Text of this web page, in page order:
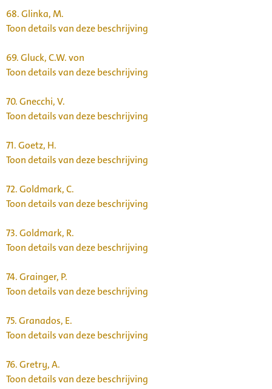
68.Glinka, M.
Toon details van deze beschrijving
69.Gluck, C.W. von
Toon details van deze beschrijving
70.Gnecchi, V.
Toon details van deze beschrijving
71.Goetz, H.
Toon details van deze beschrijving
72.Goldmark, C.
Toon details van deze beschrijving
73.Goldmark, R.
Toon details van deze beschrijving
74.Grainger, P.
Toon details van deze beschrijving
75.Granados, E.
Toon details van deze beschrijving
76.Gretry, A.
Toon details van deze beschrijving